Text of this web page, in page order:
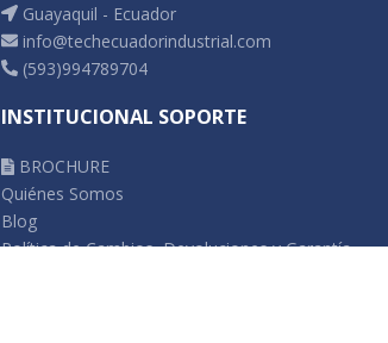
Guayaquil - Ecuador
info@techecuadorindustrial.com
(593)994789704
INSTITUCIONAL SOPORTE
BROCHURE
Quiénes Somos
Blog
Política de Cambios, Devoluciones y Garantía